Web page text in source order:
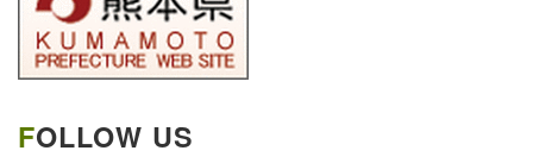
FOLLOW US